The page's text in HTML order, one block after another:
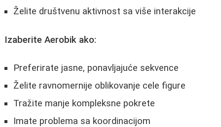
Želite društvenu aktivnost sa više interakcije
Izaberite Aerobik ako:
Preferirate jasne, ponavljajuće sekvence
Želite ravnomernije oblikovanje cele figure
Tražite manje kompleksne pokrete
Imate problema sa koordinacijom